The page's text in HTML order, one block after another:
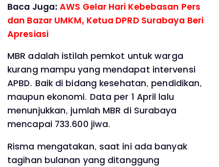
Baca Juga:AWS Gelar Hari Kebebasan Pers
dan Bazar UMKM, Ketua DPRD Surabaya Beri
Apresiasi
MBR adalah istilah pemkot untuk warga
kurang mampu yang mendapat intervensi
APBD. Baik di bidang kesehatan, pendidikan,
maupun ekonomi. Data per 1 April lalu
menunjukkan, jumlah MBR di Surabaya
mencapai 733.600 jiwa.
Risma mengatakan, saat ini ada banyak
tagihan bulanan yang ditanggung